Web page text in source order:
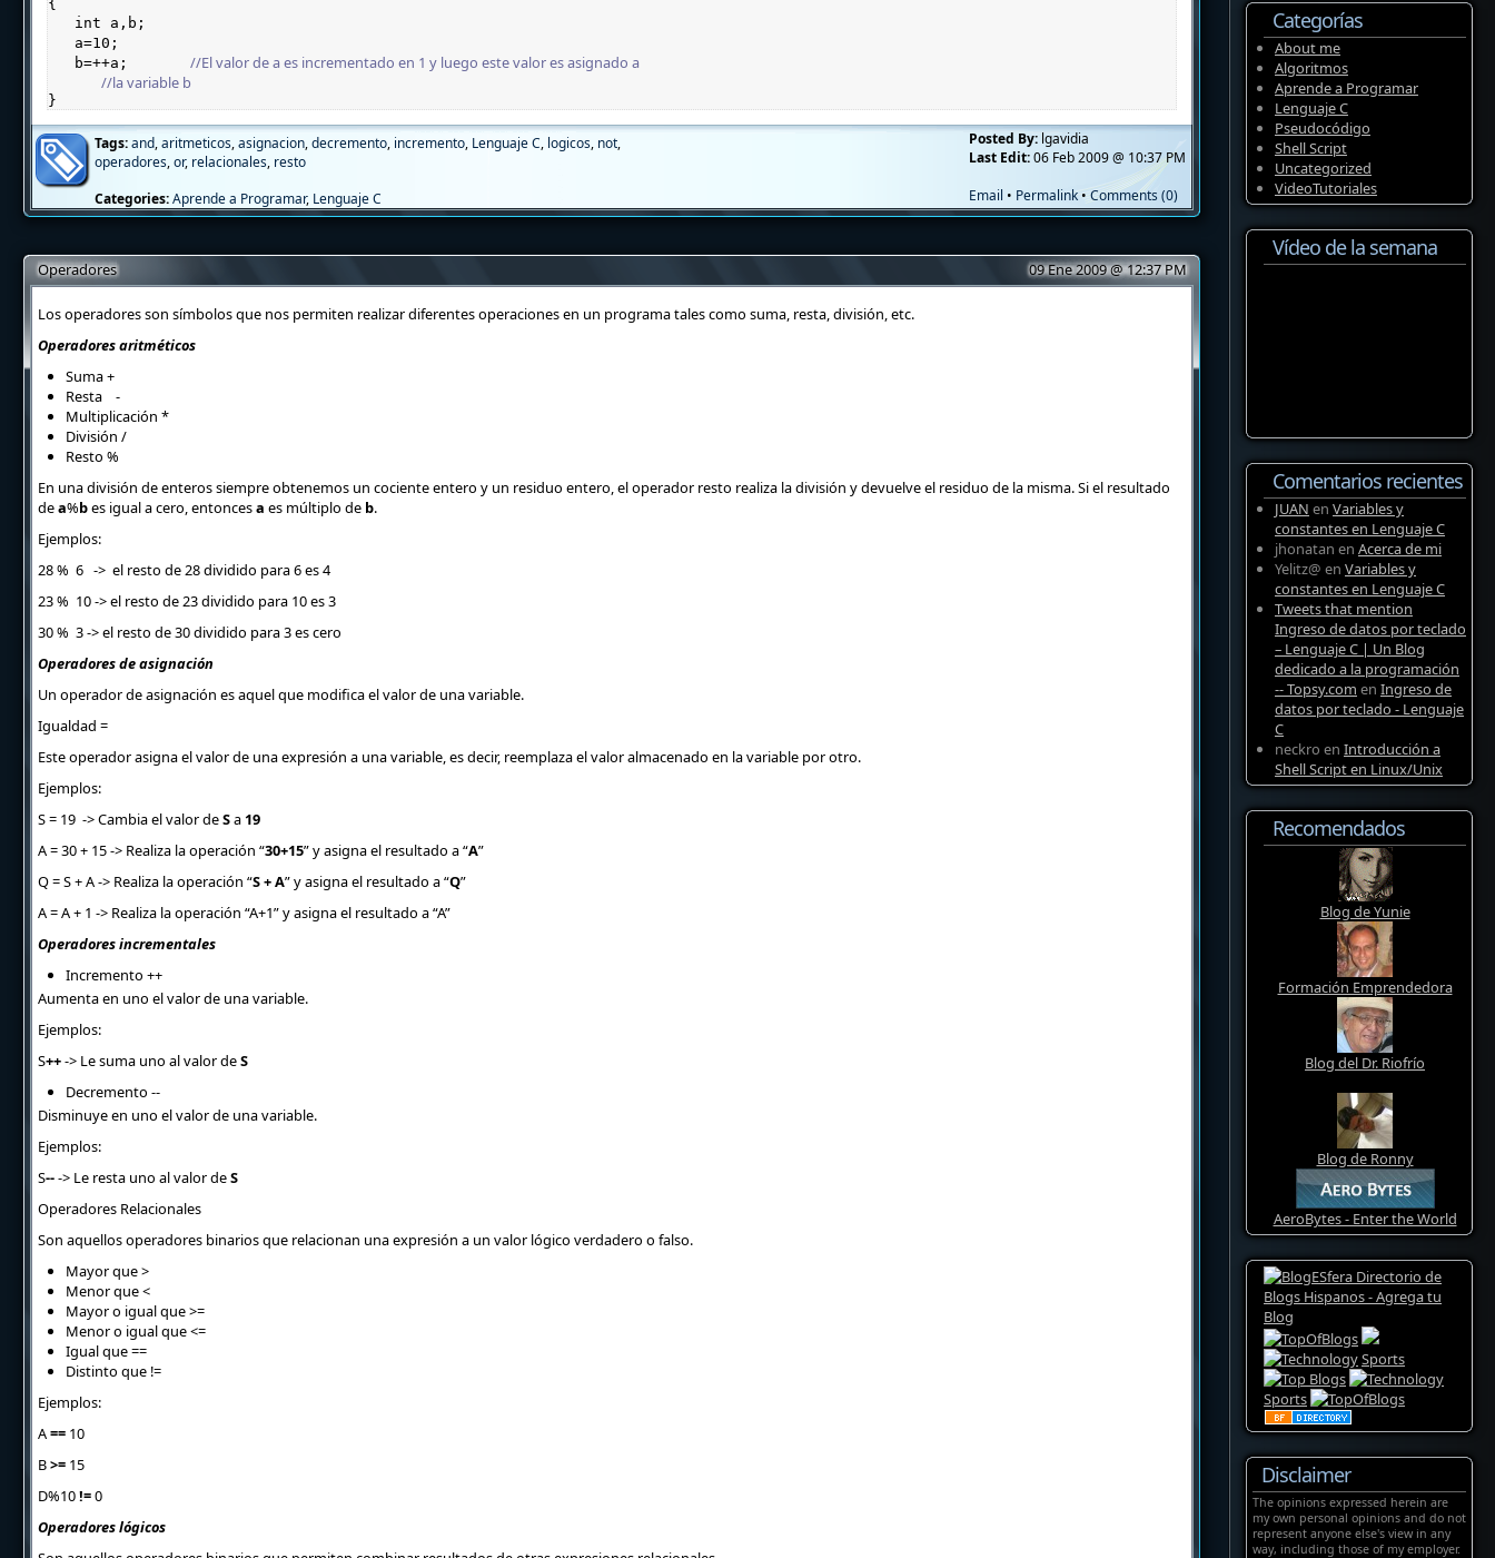
//la variable b
}
Posted By: lgavidia
Last Edit:06 Feb 2009 @ 10:37 PM
Email • Permalink•Comments (0)
Tags:and,aritmeticos,asignacion,decremento, incremento, Lenguaje C, logicos, not,
operadores,or, relacionales, resto
Categories: Aprende a Programar, Lenguaje C
Operadores 09 Ene 2009 @ 12:37 PM
Los operadores son símbolos que nos permiten realizar diferentes operaciones en un programa tales como suma, resta, división, etc.
Operadores aritméticos
Suma+
Resta -
Multiplicación*
División /
Resto %
En una división de enteros siempre obtenemos un cociente entero y un residuo entero, el operador resto realiza la división y devuelve el residuo de la misma. Si el resultado
dea%bes igual a cero, entoncesa es múltiplo de b.
Ejemplos:
28 % 6 -> el resto de 28 dividido para 6 es 4
23 % 10->el resto de 23 dividido para 10 es 3
30 % 3->el resto de 30 dividido para 3 es cero
Operadores de asignación
Un operador de asignación es aquel que modifica el valor de una variable.
Igualdad =
Este operador asigna el valor de una expresión a una variable, es decir, reemplaza el valor almacenado en la variable por otro.
Ejemplos:
S = 19 ->Cambia el valordeSa 19
A = 30 + 15-> Realiza la operación “30+15”y asigna el resultado a “A”
Q = S + A-> Realiza la operación “S + A” y asigna el resultado a “Q”
A = A + 1 -> Realiza la operación “A+1” y asigna el resultado a “A”
Operadores incrementales
Incremento ++
Aumenta en uno el valor de una variable.
Ejemplos:
S++-> Le suma uno al valor deS
Decremento --
Disminuye en uno el valor de una variable.
Ejemplos:
S---> Le resta uno al valor deS
Operadores Relacionales
Son aquellos operadores binarios que relacionan una expresión a un valor lógico verdadero o falso.
Mayor que>
Menor que<
Mayor o igual que>=
Menor o igual que<=
Igual que==
Distinto que !=
Ejemplos:
A== 10
B>=15
D%10!=0
Operadores lógicos
Categorías
About me
Algoritmos
Aprende a Programar
Lenguaje C
Pseudocódigo
Shell Script
Uncategorized
VideoTutoriales
Vídeo de la semana
Comentarios recientes
JUAN en Variables y
constantes en Lenguaje C
jhonatan en Acerca de mi
Yelitz@ en Variables y
constantes en Lenguaje C
Tweets that mention
Ingreso de datos por teclado
– Lenguaje C | Un Blog
dedicado a la programación
-- Topsy.com en Ingreso de
datos por teclado - Lenguaje
C
neckro en Introducción a
Shell Script en Linux/Unix
Recomendados
Blog de Yunie
Formación Emprendedora
Blog del Dr. Riofrío
Blog de Ronny
AeroBytes - Enter the World
Sports
Sports
Disclaimer
The opinions expressed herein are
my own personal opinions and do not
represent anyone else's view in any
way, including those of my employer.